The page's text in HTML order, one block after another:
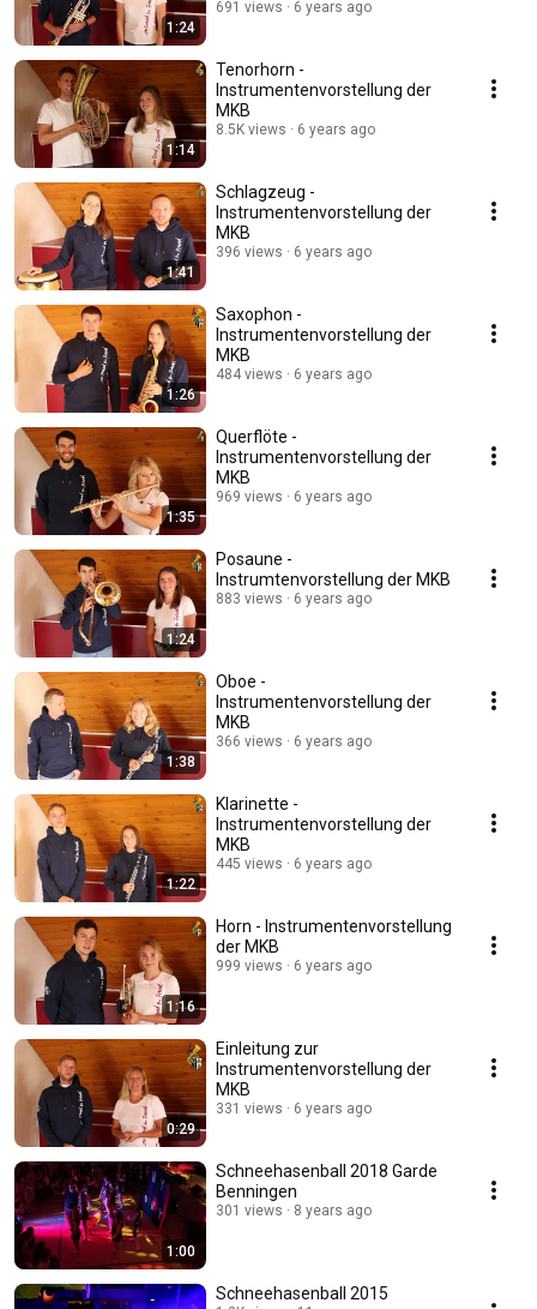
1:24
691 views 6 years ago
1:14
Tenorhorn -
Instrumentenvorstellung der
MKB
8.5K views 6 years ago
1:41
Schlagzeug -
Instrumentenvorstellung der
MKB
396 views 6 years ago
1:26
Saxophon -
Instrumentenvorstellung der
MKB
484 views 6 years ago
1:35
Querflöte -
Instrumentenvorstellung der
MKB
969 views 6 years ago
1:24
Posaune -
Instrumtenvorstellung der MKB
883 views 6 years ago
1:38
Oboe -
Instrumentenvorstellung der
MKB
366 views 6 years ago
1:22
Klarinette -
Instrumentenvorstellung der
MKB
445 views 6 years ago
1:16
Horn - Instrumentenvorstellung
der MKB
999 views 6 years ago
0:29
Einleitung zur
Instrumentenvorstellung der
MKB
331 views 6 years ago
1:00
Schneehasenball 2018 Garde
Benningen
301 views 8 years ago
Schneehasenball 2015